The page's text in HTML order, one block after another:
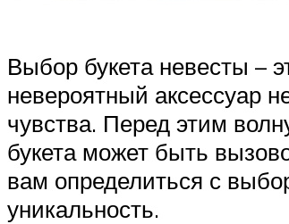
Выбор букета невесты –
невероятный аксессуар
чувства. Перед этим
букета может быть
вам определиться с
уникальность.